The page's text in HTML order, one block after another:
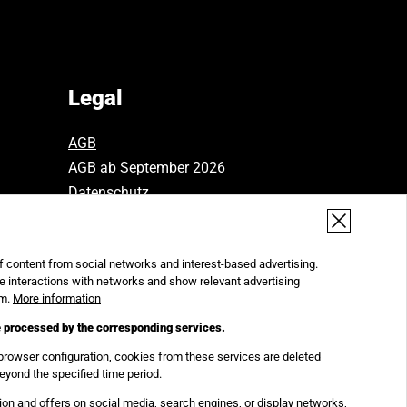
Legal
AGB
AGB ab September 2026
Datenschutz